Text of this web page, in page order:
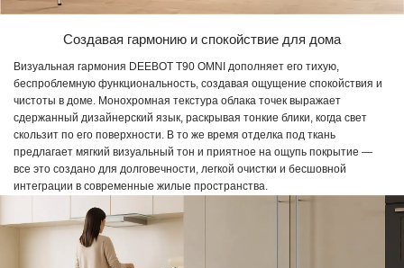
Создавая гармонию и спокойствие для дома
Визуальная гармония DEEBOT T90 OMNI дополняет его тихую,
беспроблемную функциональность, создавая ощущение спокойствия и
чистоты в доме. Монохромная текстура облака точек выражает
сдержанный дизайнерский язык, раскрывая тонкие блики, когда свет
скользит по его поверхности. В то же время отделка под ткань
предлагает мягкий визуальный тон и приятное на ощупь покрытие —
все это создано для долговечности, легкой очистки и бесшовной
интеграции в современные жилые пространства.